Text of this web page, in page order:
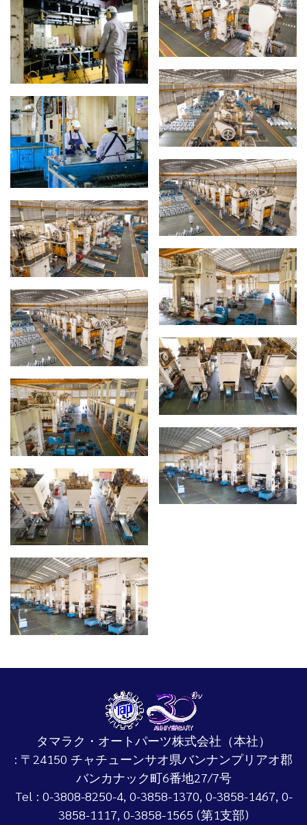
タマラク・オートパーツ株式会社（本社）
: 〒24150 チャチューンサオ県バンナンプリアオ郡
バンカナック町6番地27/7号
Tel : 0-3808-8250-4, 0-3858-1370, 0-3858-1467, 0-
3858-1117, 0-3858-1565 (第1支部)